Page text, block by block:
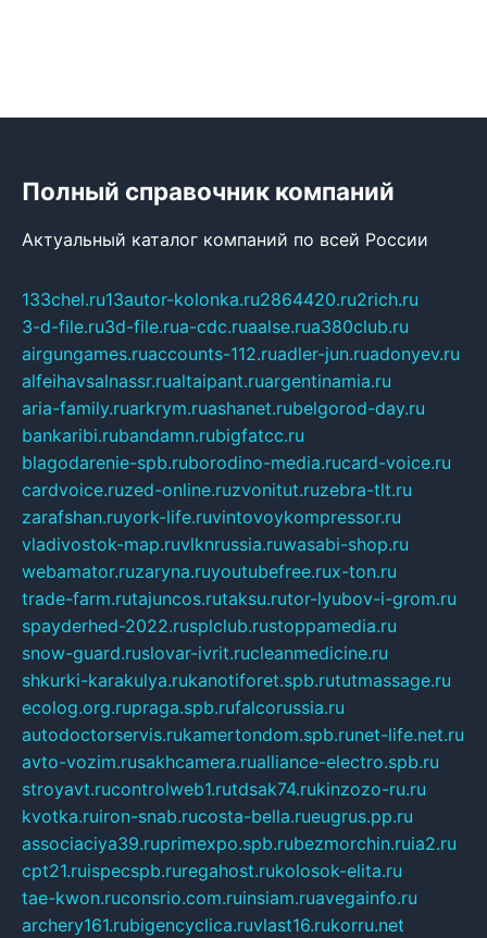
Полный справочник компаний
Актуальный каталог компаний по всей России
133chel.ru13autor-kolonka.ru2864420.ru2rich.ru
3-d-file.ru3d-file.rua-cdc.ruaalse.rua380club.ru
airgungames.ruaccounts-112.ruadler-jun.ruadonyev.ru
alfeihavsalnassr.rualtaipant.ruargentinamia.ru
aria-family.ruarkrym.ruashanet.rubelgorod-day.ru
bankaribi.rubandamn.rubigfatcc.ru
blagodarenie-spb.ruborodino-media.rucard-voice.ru
cardvoice.ruzed-online.ruzvonitut.ruzebra-tlt.ru
zarafshan.ruyork-life.ruvintovoykompressor.ru
vladivostok-map.ruvlknrussia.ruwasabi-shop.ru
webamator.ruzaryna.ruyoutubefree.rux-ton.ru
trade-farm.rutajuncos.rutaksu.rutor-lyubov-i-grom.ru
spayderhed-2022.rusplclub.rustoppamedia.ru
snow-guard.ruslovar-ivrit.rucleanmedicine.ru
shkurki-karakulya.rukanotiforet.spb.rututmassage.ru
ecolog.org.rupraga.spb.rufalcorussia.ru
autodoctorservis.rukamertondom.spb.runet-life.net.ru
avto-vozim.rusakhcamera.rualliance-electro.spb.ru
stroyavt.rucontrolweb1.rutdsak74.rukinzozo-ru.ru
kvotka.ruiron-snab.rucosta-bella.rueugrus.pp.ru
associaciya39.ruprimexpo.spb.rubezmorchin.ruia2.ru
cpt21.ruispecspb.ruregahost.rukolosok-elita.ru
tae-kwon.ruconsrio.com.ruinsiam.ruavegainfo.ru
archery161.rubigencyclica.ruvlast16.rukorru.net